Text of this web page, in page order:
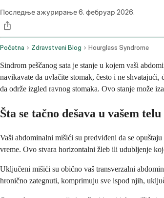
Последње ажурирање6. фебруар 2026.
Početna Zdravstveni Blog Hourglass Syndrome
Sindrom peščanog sata je stanje u kojem vaši
navikavate da uvlačite stomak, često i ne
da održe izgled ravnog stomaka. Ovo stanje može
Šta se tačno dešava u vašem
Vaši abdominalni mišići su predviđeni da se
vreme. Ovo stvara horizontalni žleb ili udubljenje
Uključeni mišići su obično vaš transverzalni
hronično zategnuti, komprimuju sve ispod njih,